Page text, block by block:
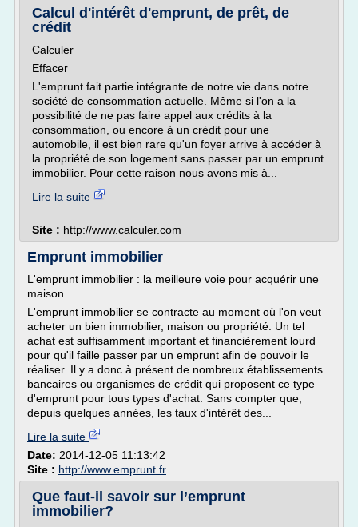
Calcul d'intérêt d'emprunt, de prêt, de
crédit
Calculer
Effacer
L'emprunt fait partie intégrante de notre vie dans notre
société de consommation actuelle. Même si l'on a la
possibilité de ne pas faire appel aux crédits à la
consommation, ou encore à un crédit pour une
automobile, il est bien rare qu'un foyer arrive à accéder à
la propriété de son logement sans passer par un emprunt
immobilier. Pour cette raison nous avons mis à...
Lire la suite
Site : http://www.calculer.com
Emprunt immobilier
L'emprunt immobilier : la meilleure voie pour acquérir une
maison
L'emprunt immobilier se contracte au moment où l'on veut
acheter un bien immobilier, maison ou propriété. Un tel
achat est suffisamment important et financièrement lourd
pour qu'il faille passer par un emprunt afin de pouvoir le
réaliser. Il y a donc à présent de nombreux établissements
bancaires ou organismes de crédit qui proposent ce type
d'emprunt pour tous types d'achat. Sans compter que,
depuis quelques années, les taux d'intérêt des...
Lire la suite
Date: 2014-12-05 11:13:42
Site : http://www.emprunt.fr
Que faut-il savoir sur l’emprunt
immobilier?